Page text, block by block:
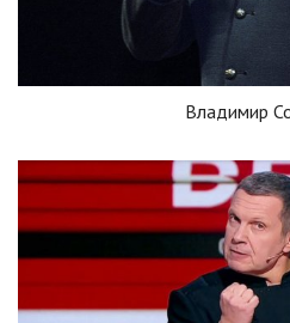
Владимир